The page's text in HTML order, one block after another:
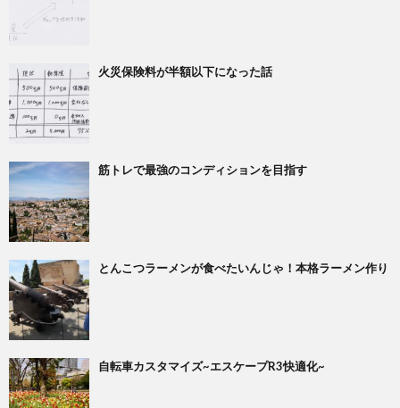
火災保険料が半額以下になった話
筋トレで最強のコンディションを目指す
とんこつラーメンが食べたいんじゃ！本格ラーメン作り
自転車カスタマイズ~エスケープR3快適化~